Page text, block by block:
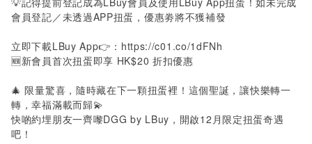
會員登記／未透過APP扭蛋，優惠劵將不獲補發
立即下載LBuy App👉： https://c01.co/1dFNh
🆕新會員首次扭蛋即享 HK$20 折扣優惠
🎄 限量驚喜，隨時藏在下一顆扭蛋裡！這個聖誕，讓快樂轉一
轉，幸福滿載而歸💫
快啲約埋朋友一齊嚟DGG by LBuy ，開啟12 月限定扭蛋奇遇
吧！